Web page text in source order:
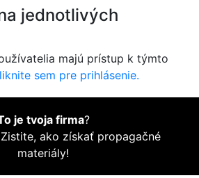
jednotlivých
majú prístup k týmto
sem pre prihlásenie.
je tvoja firma?
Zistite, ako získať propagačné
materiály!